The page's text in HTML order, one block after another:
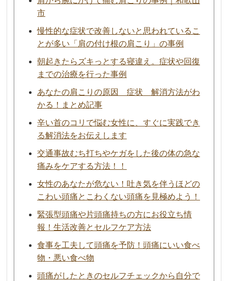
市
慢性的な症状で改善しないと思われているこ
とが多い「肩の付け根の肩こり」の事例
朝起きたらズキっとする寝違え。症状や回復
までの治療を行った事例
あなたの肩こりの原因 症状 解消方法がわ
かる！まとめ記事
辛い首のコリで悩む女性に、すぐに実践でき
る解消法をお伝えします
交通事故むち打ちやケガをした後の体の急な
痛みをケアする方法！！
女性のあなたが危ない！吐き気を伴うほどの
こわい頭痛とこわくない頭痛を見極めよう！
緊張型頭痛や片頭痛持ちの方にお役立ち情
報！生活改善とセルフケア方法
食事を工夫して頭痛を予防！頭痛にいい食べ
物・悪い食べ物
頭痛がしたときのセルフチェックから自分で